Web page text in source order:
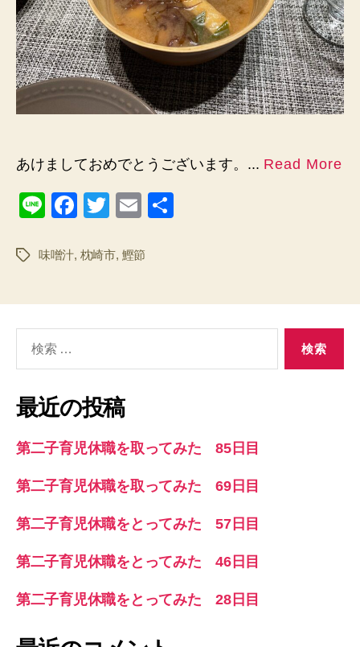
器
を
頼
ん
で
み
た
あけましておめでとうございます。... Read More
Li
e
F
c
b
o
T
tt
E
ail
タ
味噌汁, 枕崎市, 鰹節
象:
最近の投稿
第二子育児休職を取ってみた 85日目
第二子育児休職を取ってみた 69日目
第二子育児休職をとってみた 57日目
第二子育児休職をとってみた 46日目
第二子育児休職をとってみた 28日目